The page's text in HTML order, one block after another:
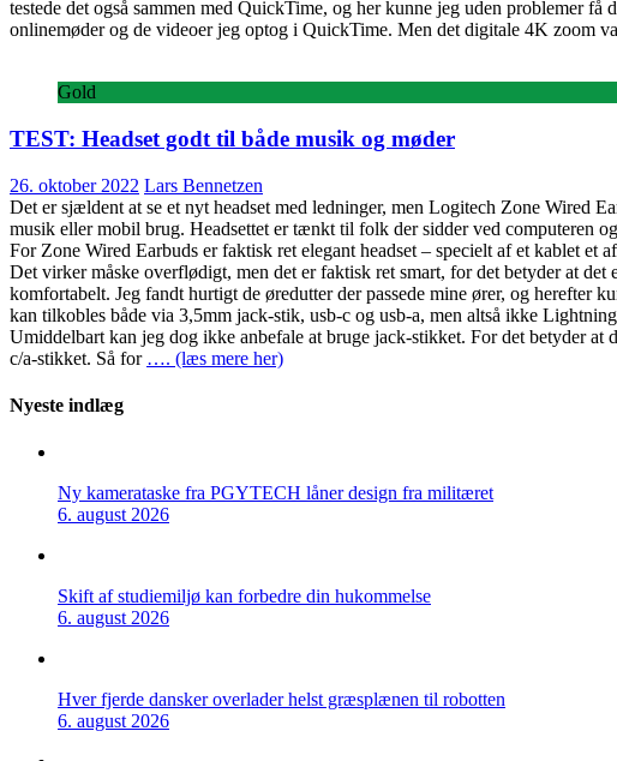
testede det også sammen med QuickTime, og her kunne jeg uden problemer
onlinemøder og de videoer jeg optog i QuickTime. Men det digitale 4K zoom
Gold
TEST: Headset godt til både musik og møder
26. oktober 2022 Lars Bennetzen
Det er sjældent at se et nyt headset med ledninger, men Logitech Zone Wired
musik eller mobil brug. Headsettet er tænkt til folk der sidder ved computeren
For Zone Wired Earbuds er faktisk ret elegant headset – specielt af et kablet et
Det virker måske overflødigt, men det er faktisk ret smart, for det betyder at det
komfortabelt. Jeg fandt hurtigt de øredutter der passede mine ører, og herefter
kan tilkobles både via 3,5mm jack-stik, usb-c og usb-a, men altså ikke
Umiddelbart kan jeg dog ikke anbefale at bruge jack-stikket. For det betyder
c/a-stikket. Så for …. (læs mere her)
Nyeste indlæg
Ny kamerataske fra PGYTECH låner design fra militæret
6. august 2026
Skift af studiemiljø kan forbedre din hukommelse
6. august 2026
Hver fjerde dansker overlader helst græsplænen til robotten
6. august 2026